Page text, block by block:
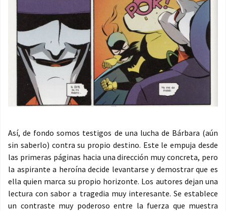
Así, de fondo somos testigos de una lucha de Bárbara (aún
sin saberlo) contra su propio destino. Este le empuja desde
las primeras páginas hacia una dirección muy concreta, pero
la aspirante a heroína decide levantarse y demostrar que es
ella quien marca su propio horizonte. Los autores dejan una
lectura con sabor a tragedia muy interesante. Se establece
un contraste muy poderoso entre la fuerza que muestra